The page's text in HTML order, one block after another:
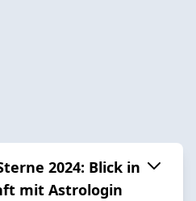
2024: Blick in
mit Astrologin